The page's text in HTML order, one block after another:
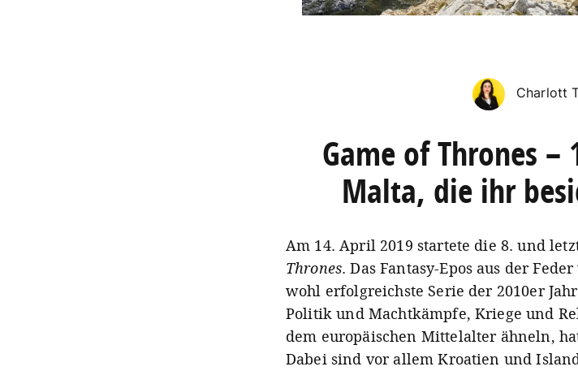
Charlott
Game of Thrones
Malta, die ihr
Am 14. April 2019 startete die 8. und
Thrones. Das Fantasy-Epos aus der
wohl erfolgreichste Serie der 2010er
Politik und Machtkämpfe, Kriege und
dem europäischen Mittelalter ähneln,
Dabei sind vor allem Kroatien und